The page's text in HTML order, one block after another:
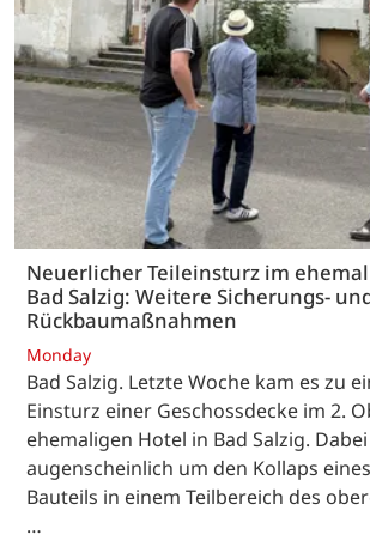
Neuerlicher Teileinsturz im
Bad Salzig: Weitere Sicherungs-
Rückbaumaßnahmen
Monday
Bad Salzig. Letzte Woche kam es zu
Einsturz einer Geschossdecke im 2.
ehemaligen Hotel in Bad Salzig.
augenscheinlich um den Kollaps
Bauteils in einem Teilbereich des
…